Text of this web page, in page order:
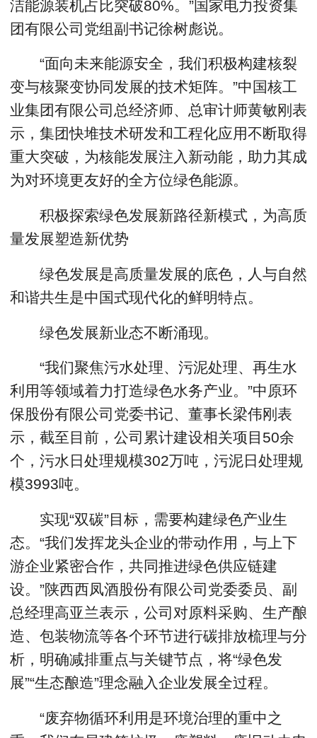
洁能源装机占比突破80%。”国家电力投资集
团有限公司党组副书记徐树彪说。
“面向未来能源安全，我们积极构建核裂
变与核聚变协同发展的技术矩阵。”中国核工
业集团有限公司总经济师、总审计师黄敏刚表
示，集团快堆技术研发和工程化应用不断取得
重大突破，为核能发展注入新动能，助力其成
为对环境更友好的全方位绿色能源。
积极探索绿色发展新路径新模式，为高质
量发展塑造新优势
绿色发展是高质量发展的底色，人与自然
和谐共生是中国式现代化的鲜明特点。
绿色发展新业态不断涌现。
“我们聚焦污水处理、污泥处理、再生水
利用等领域着力打造绿色水务产业。”中原环
保股份有限公司党委书记、董事长梁伟刚表
示，截至目前，公司累计建设相关项目50余
个，污水日处理规模302万吨，污泥日处理规
模3993吨。
实现“双碳”目标，需要构建绿色产业生
态。“我们发挥龙头企业的带动作用，与上下
游企业紧密合作，共同推进绿色供应链建
设。”陕西西凤酒股份有限公司党委委员、副
总经理高亚兰表示，公司对原料采购、生产酿
造、包装物流等各个环节进行碳排放梳理与分
析，明确减排重点与关键节点，将“绿色发
展”“生态酿造”理念融入企业发展全过程。
“废弃物循环利用是环境治理的重中之